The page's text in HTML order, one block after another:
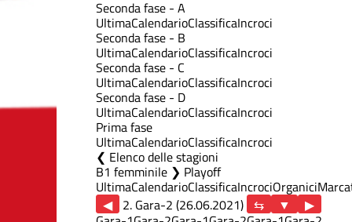
Seconda fase - A
UltimaCalendarioClassificaIncroci
Seconda fase - B
UltimaCalendarioClassificaIncroci
Seconda fase - C
UltimaCalendarioClassificaIncroci
Seconda fase - D
UltimaCalendarioClassificaIncroci
Prima fase
UltimaCalendarioClassificaIncroci
Elenco delle stagioni
B1 femminile ❯ Playoff
UltimaCalendarioClassificaIncrociOrganici
◀ 2. Gara-2 (26.06.2021)
▶